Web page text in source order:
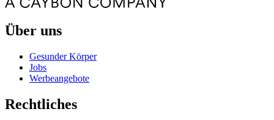
Über uns
Gesunder Körper
Jobs
Werbeangebote
Rechtliches